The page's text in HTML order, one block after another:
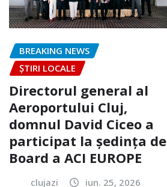
BREAKING NEWS
ȘTIRI LOCALE
Directorul general al
Aeroportului Cluj,
domnul David Ciceo a
participat la ședința de
Board a ACI EUROPE
clujazi iun. 25, 2026